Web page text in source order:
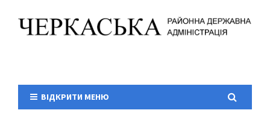
ВІДКРИТИ МЕНЮ